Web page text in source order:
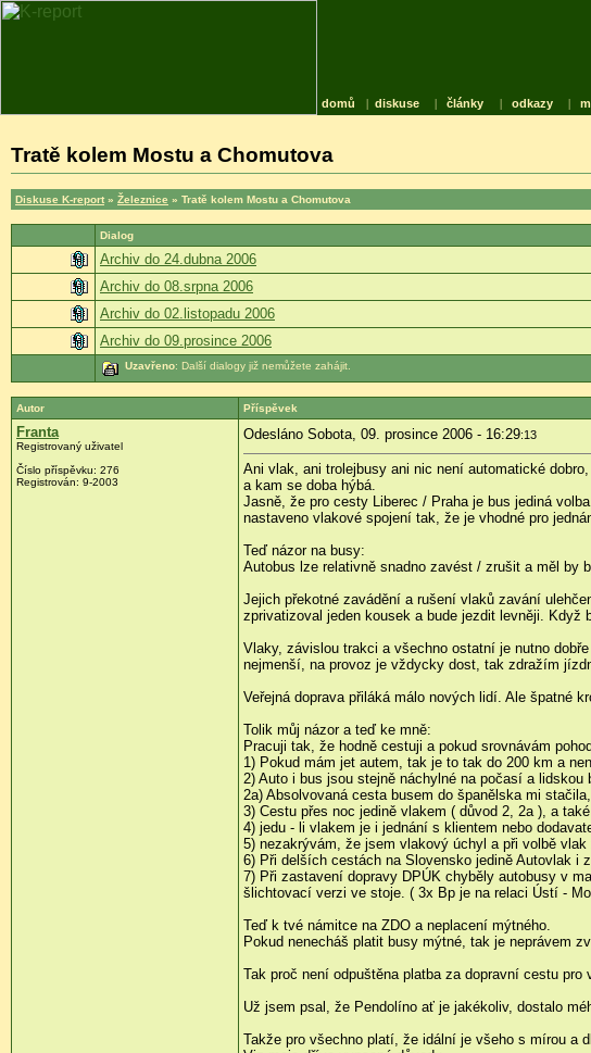
domů | diskuse | články | odkazy |
Tratě kolem Mostu a Chomutova
Diskuse K-report » Železnice » Tratě kolem Mostu a Chomutova
Dialog
Archiv do 24.dubna 2006
Archiv do 08.srpna 2006
Archiv do 02.listopadu 2006
Archiv do 09.prosince 2006
Uzavřeno: Další dialogy již nemůžete zahájit.
Autor Příspěvek
Franta
Registrovaný uživatel
Číslo příspěvku: 276
Registrován: 9-2003
Odesláno Sobota, 09. prosince 2006 - 16:29:13
Ani vlak, ani trolejbusy ani nic není automatické
a kam se doba hýbá.
Jasně, že pro cesty Liberec / Praha je bus jediná
nastaveno vlakové spojení tak, že je vhodné pro
Teď názor na busy:
Autobus lze relativně snadno zavést / zrušit a měl by
Jejich překotné zavádění a rušení vlaků zavání
zprivatizoval jeden kousek a bude jezdit levněji. Když
Vlaky, závislou trakci a všechno ostatní je nutno
nejmenší, na provoz je vždycky dost, tak zdražím
Veřejná doprava přiláká málo nových lidí. Ale špatné
Tolik můj názor a teď ke mně:
Pracuji tak, že hodně cestuji a pokud srovnávám
1) Pokud mám jet autem, tak je to tak do 200 km a
2) Auto i bus jsou stejně náchylné na počasí a lidskou
2a) Absolvovaná cesta busem do španělska mi
3) Cestu přes noc jedině vlakem ( důvod 2, 2a ), a
4) jedu - li vlakem je i jednání s klientem nebo
5) nezakrývám, že jsem vlakový úchyl a při volbě
6) Při delších cestách na Slovensko jedině Autovlak i
7) Při zastavení dopravy DPÚK chyběly autobusy v
šlichtovací verzi ve stoje. ( 3x Bp je na relaci Ústí -
Teď k tvé námitce na ZDO a neplacení mýtného.
Pokud nenecháš platit busy mýtné, tak je neprávem
Tak proč není odpuštěna platba za dopravní cestu pro
Už jsem psal, že Pendolíno ať je jakékoliv, dostalo
Takže pro všechno platí, že idální je všeho s mírou a